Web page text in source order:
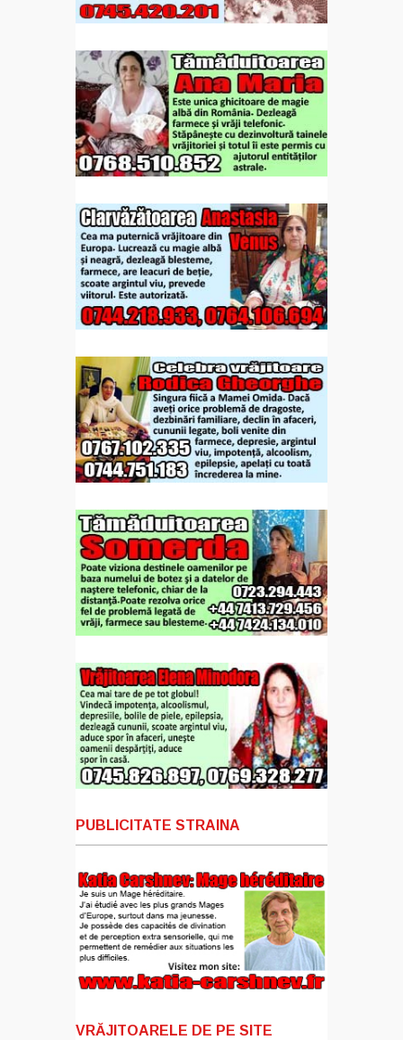
PUBLICITATE STRAINA
VRĂJITOARELE DE PE SITE